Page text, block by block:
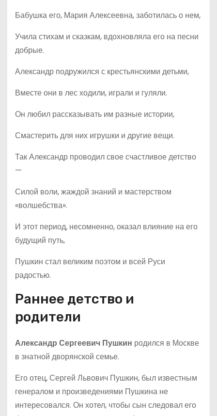
Бабушка его, Мария Алексеевна, заботилась о нем,
Учила стихам и сказкам, вдохновляла его на песни
добрые.
Александр подружился с крестьянскими детьми,
Вместе они в лес ходили, играли и гуляли.
Он любил рассказывать им разные истории,
Смастерить для них игрушки и другие вещи.
Так Александр проводил свое счастливое детство
—
Силой воли, жаждой знаний и мастерством
«волшебства».
И этот период, несомненно, оказал влияние на его
будущий путь,
Пушкин стал великим поэтом и всей Руси
радостью.
Раннее детство и
родители
Александр Сергеевич Пушкин родился в Москве
в знатной дворянской семье.
Его отец, Сергей Львович Пушкин, был известным
генералом и произведениями Пушкина не
интересовался. Он хотел, чтобы сын следовал его